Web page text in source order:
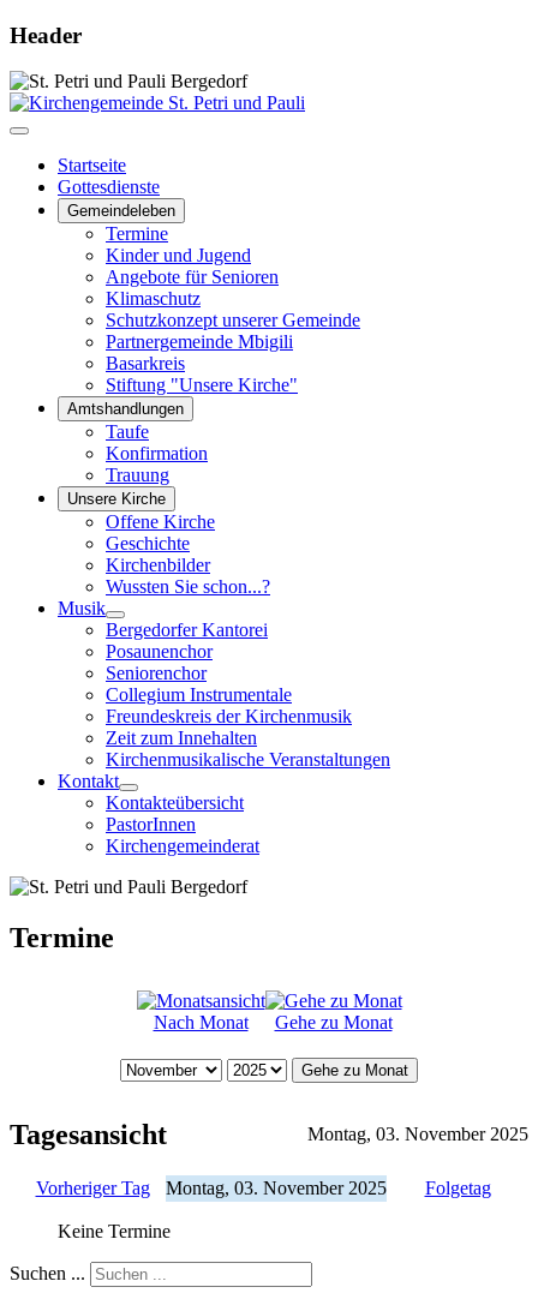
Header
Startseite
Gottesdienste
Gemeindeleben
Termine
Kinder und Jugend
Angebote für Senioren
Klimaschutz
Schutzkonzept unserer Gemeinde
Partnergemeinde Mbigili
Basarkreis
Stiftung "Unsere Kirche"
Amtshandlungen
Taufe
Konfirmation
Trauung
Unsere Kirche
Offene Kirche
Geschichte
Kirchenbilder
Wussten Sie schon...?
Musik
Bergedorfer Kantorei
Posaunenchor
Seniorenchor
Collegium Instrumentale
Freundeskreis der Kirchenmusik
Zeit zum Innehalten
Kirchenmusikalische Veranstaltungen
Kontakt
Kontakteübersicht
PastorInnen
Kirchengemeinderat
Termine
Nach Monat Gehe zu Monat
Gehe zu Monat
Tagesansicht Montag, 03. November 2025
Vorheriger Tag Montag, 03. November 2025 Folgetag
Keine Termine
Suchen ...